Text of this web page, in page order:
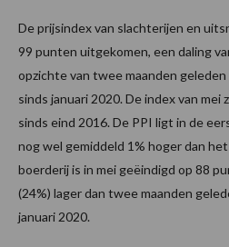
De prijsindex van slachterijen en
99 punten uitgekomen, een daling
opzichte van twee maanden
sinds januari 2020. De index van mei
sinds eind 2016. De PPI ligt in de
nog wel gemiddeld 1% hoger dan
boerderij is in mei geëindigd op 88
(24%) lager dan twee maanden
januari 2020.